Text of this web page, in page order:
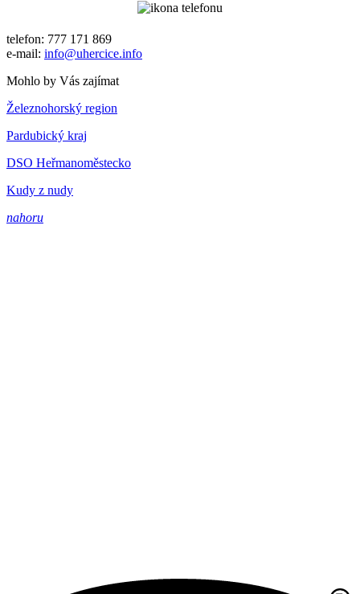
telefon: 777 171 869
e-mail: info@uhercice.info
Mohlo by Vás zajímat
Železnohorský region
Pardubický kraj
DSO Heřmanoměstecko
Kudy z nudy
nahoru